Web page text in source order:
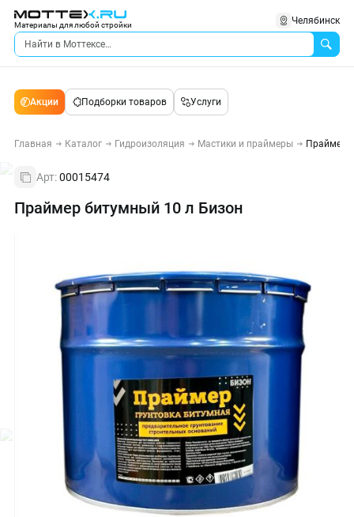
Материалы для любой стройки Челябинск
Акции Подборки товаров Услуги
Главная Каталог Гидроизоляция Мастики и праймеры Праймер
Арт:00015474
Праймер битумный 10 л Бизон